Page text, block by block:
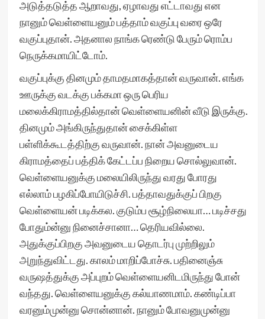
அடுத்தடுத்த ஆறாவது, ஏழாவது எட்டாவது என
நானும் வெள்ளையனும் பத்தாம் வகுப்பு வரை ஒரே
வகுப்புதான். அதனால நாங்க ரெண்டு பேரும் ரொம்ப
நெருக்கமாயிட்டோம்.
வகுப்புக்கு தினமும் தாமதமாகத்தான் வருவான். எங்க
ஊருக்கு வடக்கு பக்கமா ஒரு பெரிய
மலைக்கிராமத்தில்தான் வெள்ளையனின் வீடு இருக்கு.
தினமும் அங்கிருந்துதான் சைக்கிள்ள
பள்ளிக்கூடத்திற்கு வருவான். நான் அவனுடைய
கிராமத்தைப் பத்திக் கேட்டப்ப நிறைய சொல்லுவான்.
வெள்ளையனுக்கு மலையிலிருந்து வரது போரது
எல்லாம் பழகிப்போயிடுச்சி. பத்தாவதுக்குப் பிறகு
வெள்ளையன் படிக்கல. குடும்ப சூழ்நிலையா… படிச்சது
போதும்ன்னு நினைச்சானா… தெரியவில்லை.
அதுக்குப்பிறகு அவனுடைய தொடர்பு முற்றிலும்
அறுந்துவிட்டது. காலம் மாறிப்போச்சு. பதினைஞ்சு
வருஷத்துக்கு அப்புறம் வெள்ளையனிடமிருந்து போன்
வந்தது. வெள்ளையனுக்கு கல்யாணமாம். கண்டிப்பா
வரனும்முன்னு சொன்னான். நானும் போவனுமுன்னு